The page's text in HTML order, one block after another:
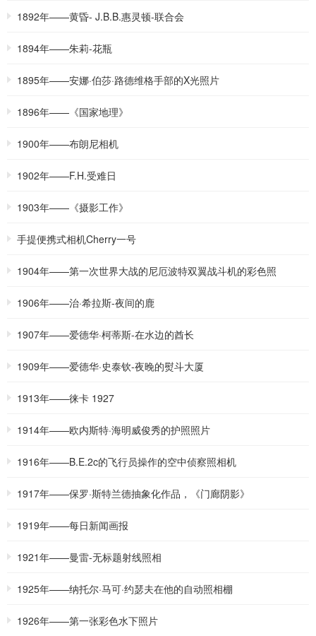
1892年——黄昏- J.B.B.惠灵顿-联合会
1894年——朱莉-花瓶
1895年——安娜·伯莎·路德维格手部的X光照片
1896年——《国家地理》
1900年——布朗尼相机
1902年——F.H.受难日
1903年——《摄影工作》
手提便携式相机Cherry一号
1904年——第一次世界大战的尼厄波特双翼战斗机的彩色照
1906年——治·希拉斯-夜间的鹿
1907年——爱德华·柯蒂斯-在水边的酋长
1909年——爱德华·史泰钦-夜晚的熨斗大厦
1913年——徕卡 1927
1914年——欧内斯特·海明威俊秀的护照照片
1916年——B.E.2c的飞行员操作的空中侦察照相机
1917年——保罗·斯特兰德抽象化作品，《门廊阴影》
1919年——每日新闻画报
1921年——曼雷-无标题射线照相
1925年——纳托尔·马可·约瑟夫在他的自动照相棚
1926年——第一张彩色水下照片